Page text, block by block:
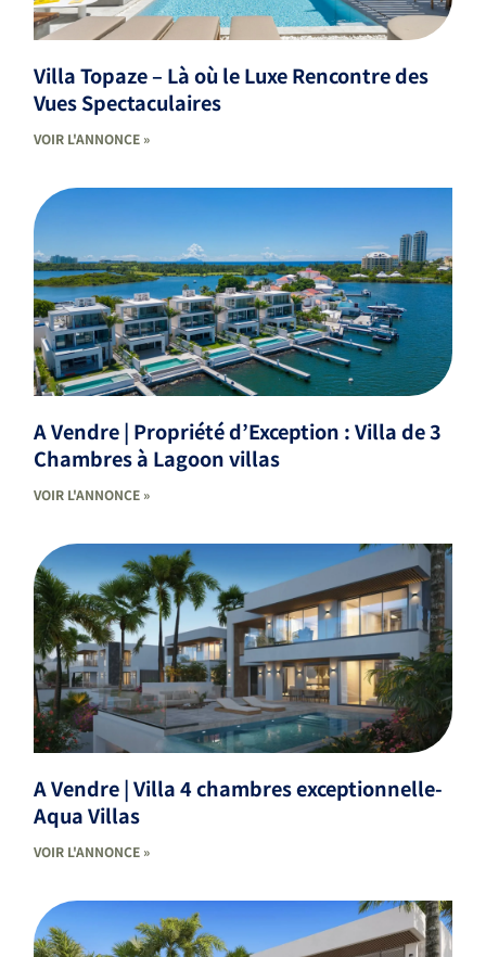
Villa Topaze – Là où le Luxe Rencontre des
Vues Spectaculaires
VOIR L'ANNONCE »
A Vendre | Propriété d’Exception : Villa de 3
Chambres à Lagoon villas
VOIR L'ANNONCE »
A Vendre | Villa 4 chambres exceptionnelle-
Aqua Villas
VOIR L'ANNONCE »